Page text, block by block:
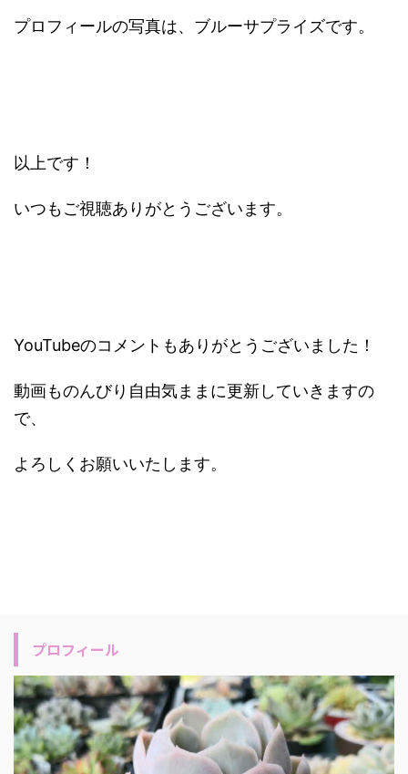
プロフィールの写真は、ブルーサプライズです。
以上です！
いつもご視聴ありがとうございます。
YouTubeのコメントもありがとうございました！
動画ものんびり自由気ままに更新していきますの
で、
よろしくお願いいたします。
プロフィール